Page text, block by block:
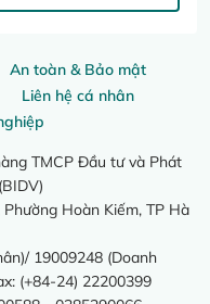
An toàn & Bảo mật
Liên hệ cá nhân
TMCP Đầu tư và Phát
Hoàn Kiếm, TP Hà
19009248 (Doanh
(+84-24) 22200399